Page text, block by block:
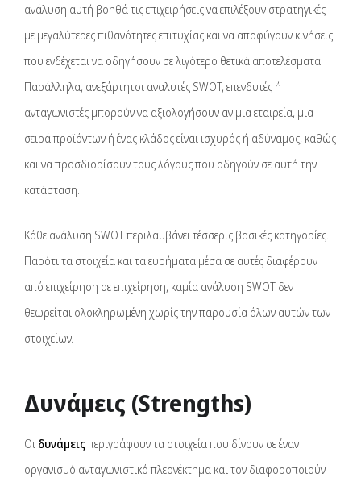
ανάλυση αυτή βοηθά τις επιχειρήσεις να επιλέξουν στρατηγικές
με μεγαλύτερες πιθανότητες επιτυχίας και να αποφύγουν κινήσεις
που ενδέχεται να οδηγήσουν σε λιγότερο θετικά αποτελέσματα.
Παράλληλα, ανεξάρτητοι αναλυτές SWOT, επενδυτές ή
ανταγωνιστές μπορούν να αξιολογήσουν αν μια εταιρεία, μια
σειρά προϊόντων ή ένας κλάδος είναι ισχυρός ή αδύναμος, καθώς
και να προσδιορίσουν τους λόγους που οδηγούν σε αυτή την
κατάσταση.
Κάθε ανάλυση SWOT περιλαμβάνει τέσσερις βασικές κατηγορίες.
Παρότι τα στοιχεία και τα ευρήματα μέσα σε αυτές διαφέρουν
από επιχείρηση σε επιχείρηση, καμία ανάλυση SWOT δεν
θεωρείται ολοκληρωμένη χωρίς την παρουσία όλων αυτών των
στοιχείων.
Δυνάμεις (Strengths)
Οι δυνάμειςπεριγράφουν τα στοιχεία που δίνουν σε έναν
οργανισμό ανταγωνιστικό πλεονέκτημα και τον διαφοροποιούν